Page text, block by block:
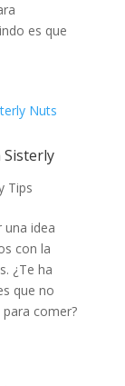
es que
Tips
una idea
con la
¿Te ha
que no
comer?